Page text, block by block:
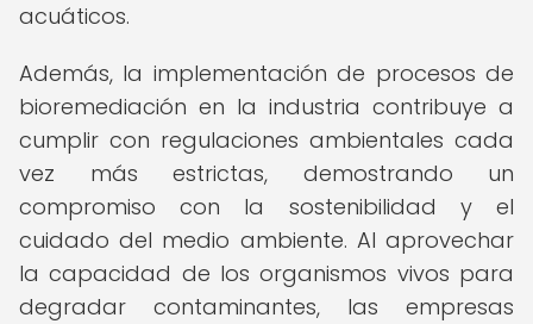
acuáticos.
Además, la implementación de procesos de
bioremediación en la industria contribuye a
cumplir con regulaciones ambientales cada
vez más estrictas, demostrando un
compromiso con la sostenibilidad y el
cuidado del medio ambiente. Al aprovechar
la capacidad de los organismos vivos para
degradar contaminantes, las empresas